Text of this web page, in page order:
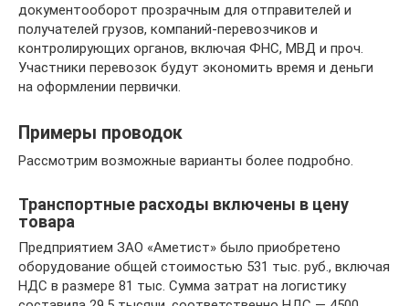
документооборот прозрачным для отправителей и
получателей грузов, компаний-перевозчиков и
контролирующих органов, включая ФНС, МВД и проч.
Участники перевозок будут экономить время и деньги
на оформлении первички.
Примеры проводок
Рассмотрим возможные варианты более подробно.
Транспортные расходы включены в цену
товара
Предприятием ЗАО «Аметист» было приобретено
оборудование общей стоимостью 531 тыс. руб., включая
НДС в размере 81 тыс. Сумма затрат на логистику